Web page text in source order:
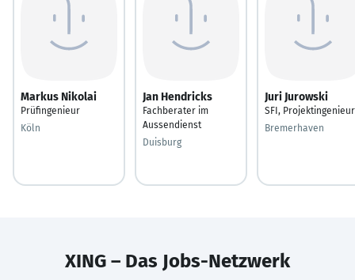
Markus Nikolai
Prüfingenieur
Köln
Jan Hendricks
Fachberater im
Aussendienst
Duisburg
Juri Jurowski
SFI, Projektingenieur
Bremerhaven
XING – Das Jobs-Netzwerk